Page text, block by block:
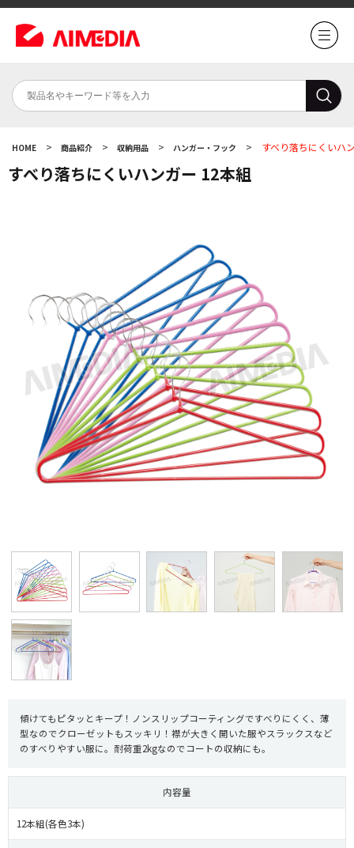
HOME > 商品紹介 > 収納用品 > ハンガー・フック > すべり落ちにくいハ
すべり落ちにくいハンガー 12本組
傾けてもピタッとキープ！ノンスリップコーティングですべりにくく、薄
型なのでクローゼットもスッキリ！襟が大きく開いた服やスラックスなど
のすべりやすい服に。耐荷重2kgなのでコートの収納にも。
内容量
12本組(各色3本)